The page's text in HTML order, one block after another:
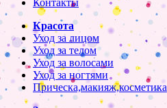
Контакты
Красота
Уход за лицом
Уход за телом
Уход за волосами
Уход за ногтями
Прическа,макияж,косметика